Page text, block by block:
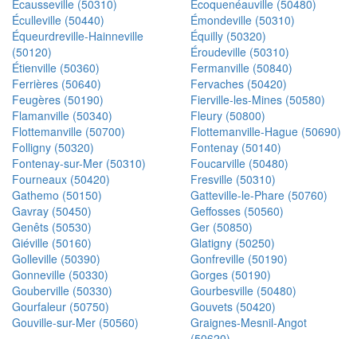
Écausseville (50310)
Écoquenéauville (50480)
Éculleville (50440)
Émondeville (50310)
Équeurdreville-Hainneville
(50120)
Équilly (50320)
Éroudeville (50310)
Étienville (50360)
Fermanville (50840)
Ferrières (50640)
Fervaches (50420)
Feugères (50190)
Fierville-les-Mines (50580)
Flamanville (50340)
Fleury (50800)
Flottemanville (50700)
Flottemanville-Hague (50690)
Folligny (50320)
Fontenay (50140)
Fontenay-sur-Mer (50310)
Foucarville (50480)
Fourneaux (50420)
Fresville (50310)
Gathemo (50150)
Gatteville-le-Phare (50760)
Gavray (50450)
Geffosses (50560)
Genêts (50530)
Ger (50850)
Giéville (50160)
Glatigny (50250)
Golleville (50390)
Gonfreville (50190)
Gonneville (50330)
Gorges (50190)
Gouberville (50330)
Gourbesville (50480)
Gourfaleur (50750)
Gouvets (50420)
Gouville-sur-Mer (50560)
Graignes-Mesnil-Angot